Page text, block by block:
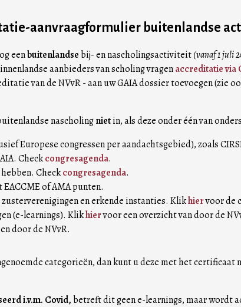
aanvraagformulier buitenlandse
eenbuitenlandsebij- en nascholingsactiviteit(vanaf 1 juli
aanbieders van scholing vragenaccreditatie via
van de NVvR - aan uw GAIA dossier toevoegen (zie
nascholingnietin, als deze onder één van
Europese congressen per aandachtsgebied), zoals
Checkcongresagenda.
Checkcongresagenda.
of AMA punten.
en erkende instanties. Klikhiervoor de
(e-learnings). Klikhiervoor een overzicht van door de
door de NVvR.
categorieën, dan kunt u deze met het certificaat
i.v.m. Covid,betreft dit geen e-learnings, maar wordt